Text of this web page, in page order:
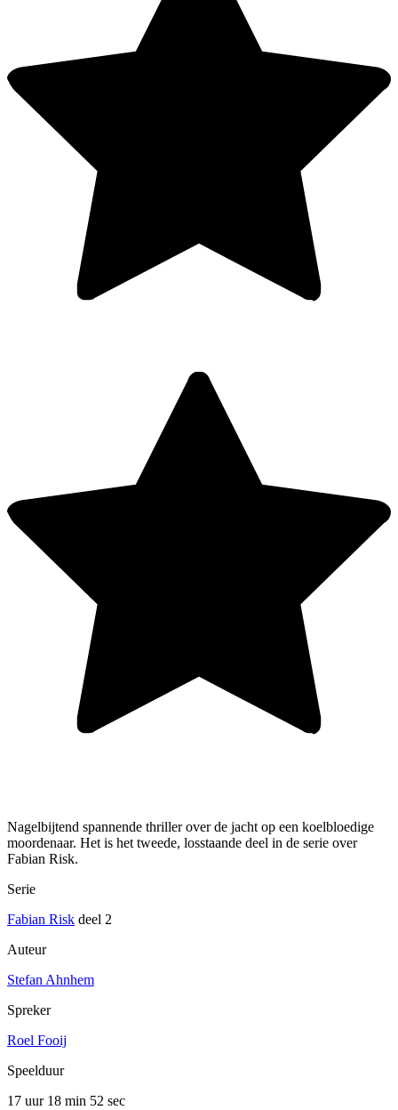
Nagelbijtend spannende thriller over de jacht op een koelbloedige
moordenaar. Het is het tweede, losstaande deel in de serie over
Fabian Risk.
Serie
Fabian Risk deel 2
Auteur
Stefan Ahnhem
Spreker
Roel Fooij
Speelduur
17 uur 18 min 52 sec